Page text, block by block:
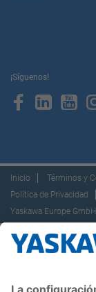
¡Síguenos!
Inicio Términos y
Política de Privacidad
Yaskawa Europe GmbH